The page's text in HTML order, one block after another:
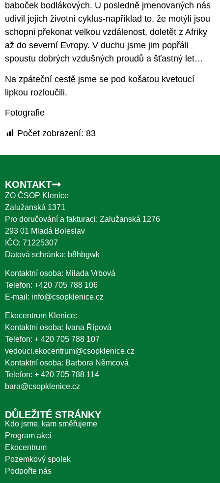
baboček bodlákových. U posledně jmenovaných nás
udivil jejich životní cyklus-například to, že motýli jsou
schopni překonat velkou vzdálenost, doletět z Afriky
až do severní Evropy. V duchu jsme jim popřáli
spoustu dobrých vzdušných proudů a šťastný let…
Na zpáteční cestě jsme se pod košatou kvetoucí
lipkou rozloučili.
Fotografie
Počet zobrazení: 83
KONTAKT
ZO ČSOP Klenice
Zalužanská 1371
Pro doručování a fakturaci: Zalužanská 1276
293 01 Mladá Boleslav
IČO: 71225307
Datová schránka: b8hbgwk
Kontaktní osoba: Milada Vrbová
Telefon: +420 705 788 106
E-mail: info@csopklenice.cz
Ekocentrum Klenice:
Kontaktní osoba: Ivana Řípová
Telefon: + 420 705 788 107
vedouci.ekocentrum@csopklenice.cz
Kontaktní osoba: Barbora Němcová
Telefon: + 420 705 788 114
bara@csopklenice.cz
DŮLEŽITÉ STRÁNKY
Kdo jsme, kam směřujeme
Program akcí
Ekocentrum
Pozemkový spolek
Podpořte nás